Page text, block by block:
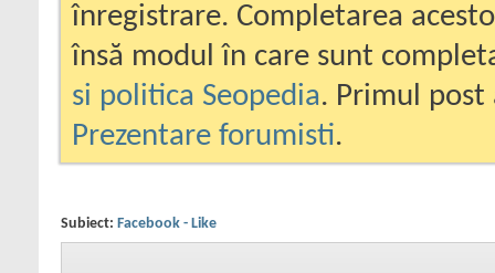
înregistrare. Completarea
însă modul în care sunt
si politica Seopedia. Primul
Prezentare forumisti.
Subiect: Facebook - Like